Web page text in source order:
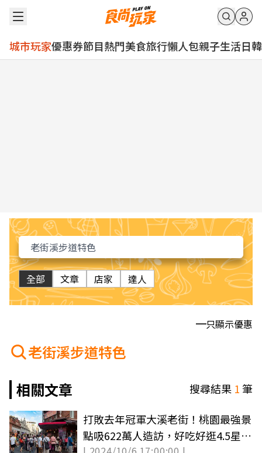
城市玩家優惠券節目熱門美食旅行懶人包親子生活日韓
全部 文章 店家 達人
只顯示優惠
老街溪步道特色
相關文章
搜尋結果 1筆
打敗去年冠軍大溪老街！桃園最強景
點吸622萬人造訪，好吃好逛4.5星好